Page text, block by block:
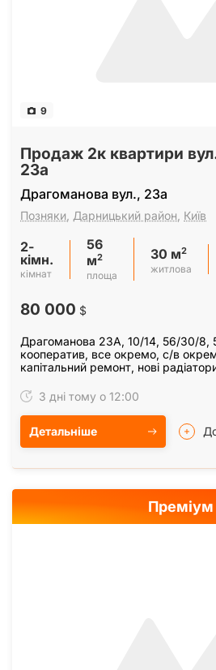
9
Продаж 2к квартири
23а
Драгоманова вул., 23а
Позняки Дарницький район Київ
2-
кімн.
кімнат
56
м2
площа
30 м2
житлова
80 000 $
Драгоманова 23А, 10/14, 56/30/8,
кооператив, все окремо, с/в
капітальний ремонт, нові
3 дні тому о 12:00
Детальніше
Преміум